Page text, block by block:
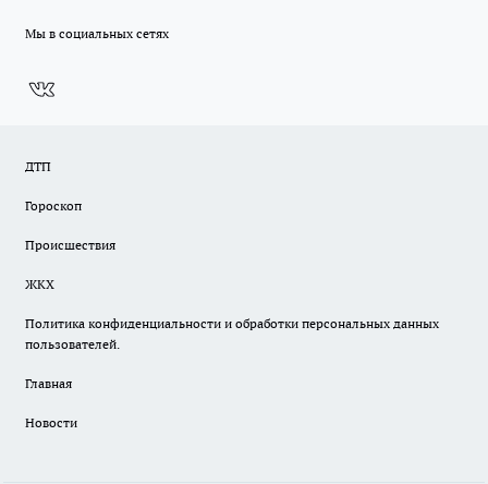
Мы в социальных сетях
ДТП
Гороскоп
Происшествия
ЖКХ
Политика конфиденциальности и обработки персональных данных
пользователей.
Главная
Новости